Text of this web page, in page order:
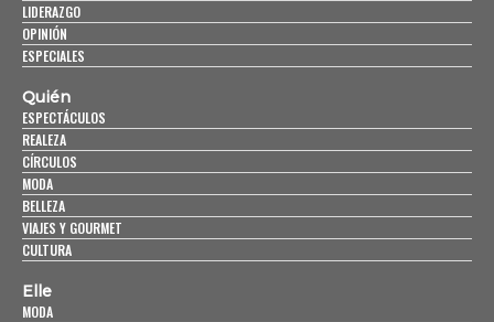
LIDERAZGO
OPINIÓN
ESPECIALES
Quién
ESPECTÁCULOS
REALEZA
CÍRCULOS
MODA
BELLEZA
VIAJES Y GOURMET
CULTURA
Elle
MODA